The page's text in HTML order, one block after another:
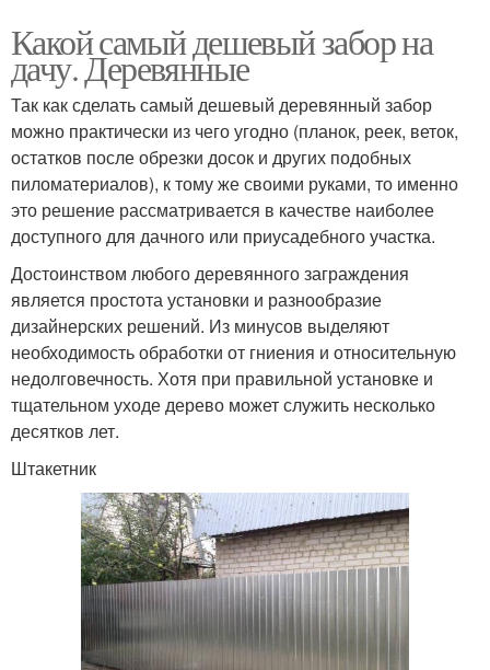
Какой самый дешевый забор на
дачу. Деревянные
Так как сделать самый дешевый деревянный забор
можно практически из чего угодно (планок, реек, веток,
остатков после обрезки досок и других подобных
пиломатериалов), к тому же своими руками, то именно
это решение рассматривается в качестве наиболее
доступного для дачного или приусадебного участка.
Достоинством любого деревянного заграждения
является простота установки и разнообразие
дизайнерских решений. Из минусов выделяют
необходимость обработки от гниения и относительную
недолговечность. Хотя при правильной установке и
тщательном уходе дерево может служить несколько
десятков лет.
Штакетник